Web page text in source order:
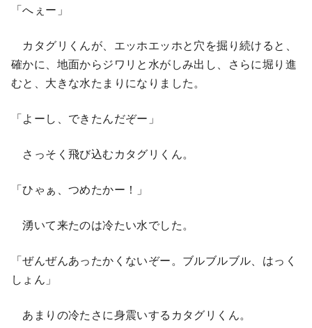
「へぇー」
カタグリくんが、エッホエッホと穴を掘り続けると、
確かに、地面からジワリと水がしみ出し、さらに堀り進
むと、大きな水たまりになりました。
「よーし、できたんだぞー」
さっそく飛び込むカタグリくん。
「ひゃぁ、つめたかー！」
湧いて来たのは冷たい水でした。
「ぜんぜんあったかくないぞー。ブルブルブル、はっく
しょん」
あまりの冷たさに身震いするカタグリくん。